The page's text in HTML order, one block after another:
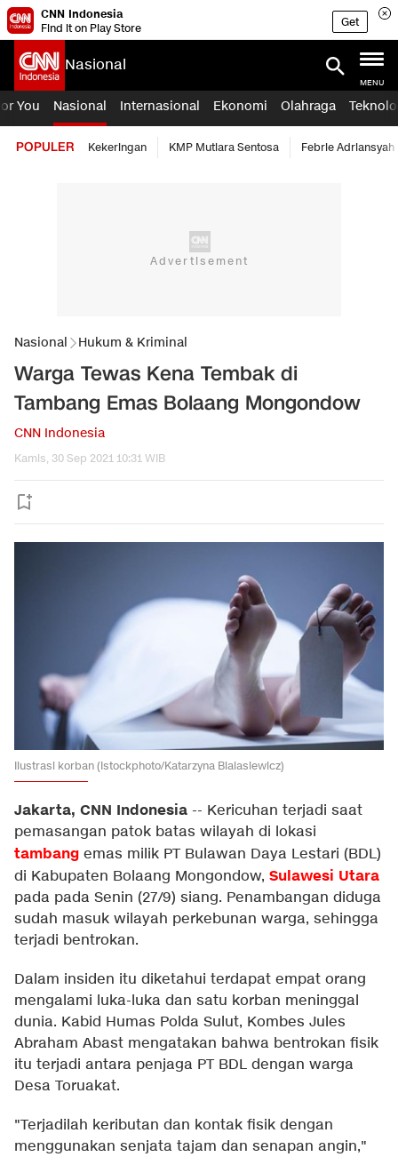
CNN Indonesia
Find it on Play Store
Get
Nasional
MENU
You Nasional Internasional Ekonomi Olahraga
POPULER Kekeringan KMP Mutiara Sentosa Febrie Adriansyah
Nasional Hukum & Kriminal
Warga Tewas Kena Tembak di
Tambang Emas Bolaang Mongondow
CNN Indonesia
Kamis, 30 Sep 2021 10:31 WIB
Ilustrasi korban (Istockphoto/Katarzyna Bialasiewicz)
Jakarta, CNN Indonesia -- Kericuhan terjadi saat
pemasangan patok batas wilayah di lokasi
tambang emas milik PT Bulawan Daya Lestari (BDL)
di Kabupaten Bolaang Mongondow, Sulawesi Utara
pada pada Senin (27/9) siang. Penambangan diduga
sudah masuk wilayah perkebunan warga, sehingga
terjadi bentrokan.
Dalam insiden itu diketahui terdapat empat orang
mengalami luka-luka dan satu korban meninggal
dunia. Kabid Humas Polda Sulut, Kombes Jules
Abraham Abast mengatakan bahwa bentrokan fisik
itu terjadi antara penjaga PT BDL dengan warga
Desa Toruakat.
"Terjadilah keributan dan kontak fisik dengan
menggunakan senjata tajam dan senapan angin,"